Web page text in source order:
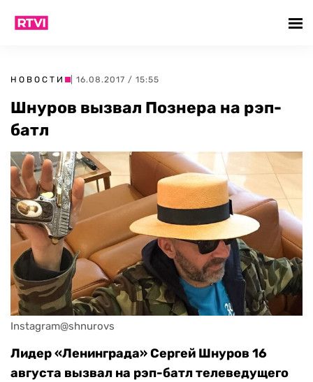
НОВОСТИ | 16.08.2017 / 15:55
Шнуров вызвал Познера на рэп-
батл
Instagram@shnurovs
Лидер «Ленинграда» Сергей Шнуров 16
августа вызвал на рэп-батл телеведущего